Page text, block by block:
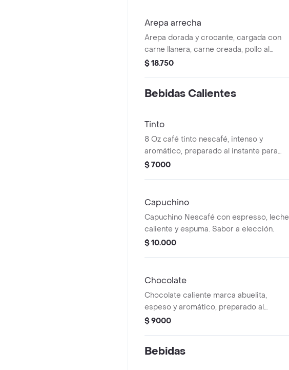
Arepa arrecha
Arepa dorada y crocante, cargada con
carne llanera, carne oreada, pollo al
carbón, chorizo artesanal y queso
sin límites.
$ 18.750
Bebidas Calientes
Tinto
8 Oz café tinto nescafé, intenso y
aromático, preparado al instante para
resaltar el sabor puro del café. de cuerpo
acompañar cualquier momento.
$ 7000
Capuchino
Capuchino Nescafé con espresso, leche
caliente y espuma. Sabor a elección.
$ 10.000
Chocolate
Chocolate caliente marca abuelita,
espeso y aromático, preparado al
instante con notas intensas de cacao y un
ideal para disfrutar en cualquier
$ 9000
Bebidas